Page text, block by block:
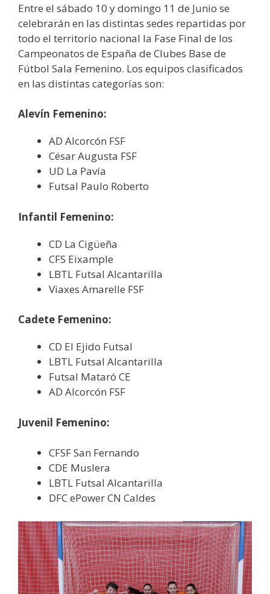
Entre el sábado 10 y domingo 11 de Junio se
celebrarán en las distintas sedes repartidas por
todo el territorio nacional la Fase Final de los
Campeonatos de España de Clubes Base de
Fútbol Sala Femenino. Los equipos clasificados
en las distintas categorías son:
Alevín Femenino:
AD Alcorcón FSF
César Augusta FSF
UD La Pavía
Futsal Paulo Roberto
Infantil Femenino:
CD La Cigüeña
CFS Eixample
LBTL Futsal Alcantarilla
Viaxes Amarelle FSF
Cadete Femenino:
CD El Ejido Futsal
LBTL Futsal Alcantarilla
Futsal Mataró CE
AD Alcorcón FSF
Juvenil Femenino:
CFSF San Fernando
CDE Muslera
LBTL Futsal Alcantarilla
DFC ePower CN Caldes